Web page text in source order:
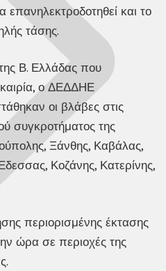
και το
τάσης.
Β. Ελλάδας που
ο ΔΕΔΔΗΕ
οι βλάβες στις
συγκροτήματος της
Ξάνθης, Καβάλας,
Κοζάνης, Κατερίνης,
περιορισμένης έκτασης
ώρα σε περιοχές της